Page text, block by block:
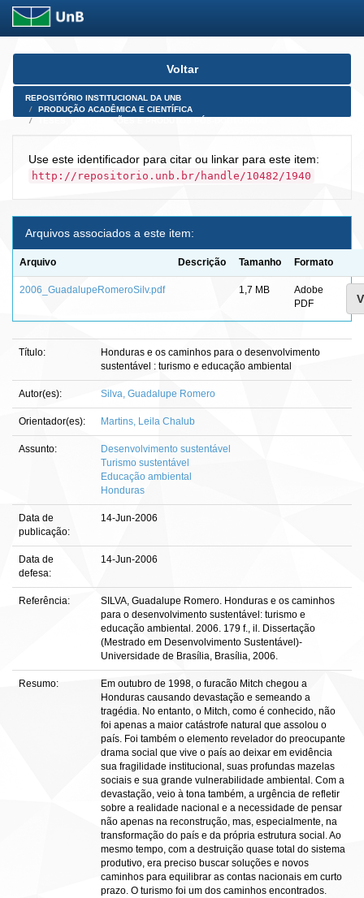
Skip
Voltar
REPOSITÓRIO INSTITUCIONAL DA UNB
PRODUÇÃO ACADÊMICA E CIENTÍFICA
Use este identificador para citar ou linkar para este item:
http://repositorio.unb.br/handle/10482/1940
Arquivos associados a este item:
Arquivo Descrição Tamanho Formato
2006_GuadalupeRomeroSilv.pdf 1,7 MB
Adobe
PDF
Título:
Honduras e os caminhos para o desenvolvimento
sustentável : turismo e educação ambiental
Autor(es): Silva, Guadalupe Romero
Orientador(es): Martins, Leila Chalub
Assunto:
Desenvolvimento sustentável
Turismo sustentável
Educação ambiental
Honduras
Data de
publicação:
14-Jun-2006
Data de
defesa:
14-Jun-2006
Referência:
SILVA, Guadalupe Romero. Honduras e os caminhos
para o desenvolvimento sustentável: turismo e
educação ambiental. 2006. 179 f., il. Dissertação
(Mestrado em Desenvolvimento Sustentável)-
Universidade de Brasília, Brasília, 2006.
Resumo:
Em outubro de 1998, o furacão Mitch chegou a
Honduras causando devastação e semeando a
tragédia. No entanto, o Mitch, como é conhecido, não
foi apenas a maior catástrofe natural que assolou o
país. Foi também o elemento revelador do preocupante
drama social que vive o país ao deixar em evidência
sua fragilidade institucional, suas profundas mazelas
sociais e sua grande vulnerabilidade ambiental. Com a
devastação, veio à tona também, a urgência de refletir
sobre a realidade nacional e a necessidade de pensar
não apenas na reconstrução, mas, especialmente, na
transformação do país e da própria estrutura social. Ao
mesmo tempo, com a destruição quase total do sistema
produtivo, era preciso buscar soluções e novos
caminhos para equilibrar as contas nacionais em curto
prazo. O turismo foi um dos caminhos encontrados.